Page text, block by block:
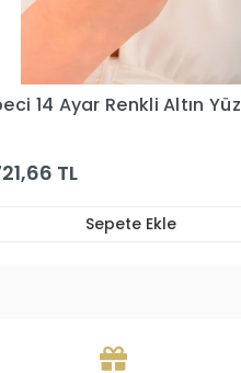
14 Ayar Yeşil Taşlı
TL
Sepete Ekle